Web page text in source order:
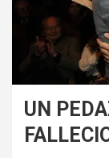
UN